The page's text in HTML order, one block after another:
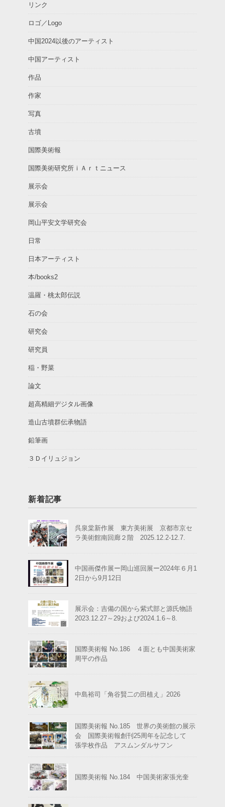
リンク
ロゴ／Logo
中国2024以後のアーティスト
中国アーティスト
作品
作家
写真
古墳
国際美術報
国際美術研究所ｉＡｒｔニュース
展示会
展示会
岡山平安文学研究会
日常
日本アーティスト
本/books2
温羅・桃太郎伝説
石の会
研究会
研究員
稲・野菜
論文
超高精細デジタル画像
造山古墳群伝承物語
鉛筆画
３Ｄイリュジョン
新着記事
呉泉棠新作展 東方美術展 京都市京セ
ラ美術館南回廊２階 2025.12.2-12.7.
中国画傑作展ー岡山巡回展ー2024年６月1
2日から9月12日
展示会：吉備の国から紫式部と源氏物語
2023.12.27～29および2024.1.6～8.
国際美術報 No.186 ４面とも中国美術家
周平の作品
中島裕司「角谷賢二の田植え」2026
国際美術報 No.185 世界の美術館の展示
会 国際美術報創刊25周年を記念して
張学枚作品 アスムンダルサフン
国際美術報 No.184 中国美術家張光奎